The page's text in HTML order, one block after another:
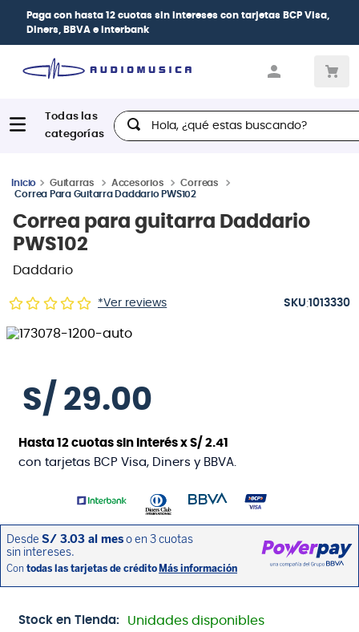
Paga con hasta 12 cuotas sin intereses con tarjetas BCP Visa,
Diners, BBVA e Interbank
Hola, ¿qué estas buscando?
Guitarras Accesorios
Correas
Correa Para Guitarra Daddario PWS102
Correa para guitarra Daddario
PWS102
Daddario
*Ver reviews :1013330
S/ 29.00
Hasta12 cuotas sin interés xS/ 2.41
con tarjetas BCP Visa, Diners y BBVA.
Stock en Tienda: Unidades disponibles